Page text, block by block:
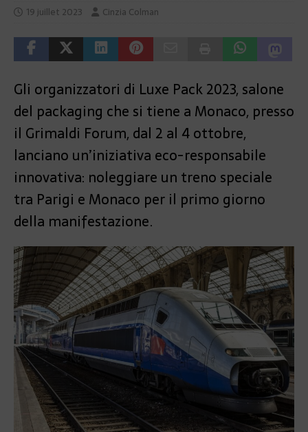
19 juillet 2023 Cinzia Colman
Gli organizzatori di Luxe Pack 2023, salone
del packaging che si tiene a Monaco, presso
il Grimaldi Forum, dal 2 al 4 ottobre,
lanciano un’iniziativa eco-responsabile
innovativa: noleggiare un treno speciale
tra Parigi e Monaco per il primo giorno
della manifestazione.